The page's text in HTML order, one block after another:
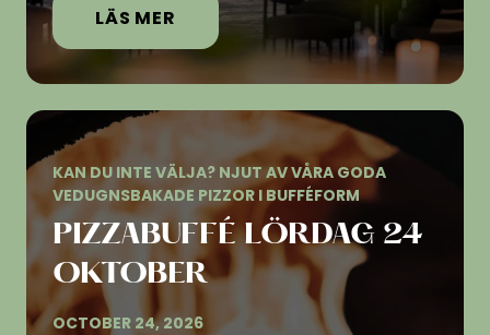
LÄS MER
KAN DU INTE VÄLJA? NJUT AV VÅRA GODA
VEDUGNSBAKADE PIZZOR I BUFFÉFORM
PIZZABUFFÉ LÖRDAG 24
OKTOBER
OCTOBER 24, 2026